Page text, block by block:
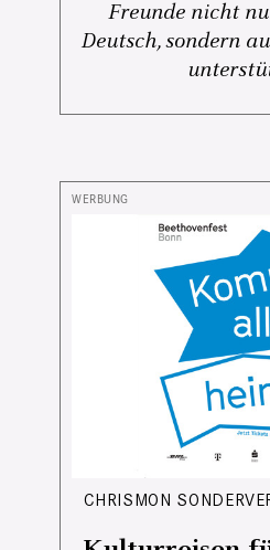
Freunde nicht
Deutsch, sondern
CHRISMON